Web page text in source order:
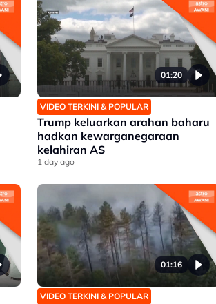
01:20
VIDEO TERKINI & POPULAR
Trump keluarkan arahan baharu
hadkan kewarganegaraan
kelahiran AS
1 day ago
01:16
VIDEO TERKINI & POPULAR